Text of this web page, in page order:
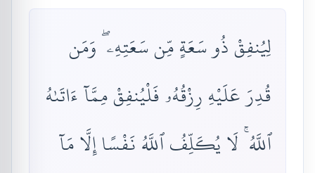
لِيُنفِقْ ذُو سَعَةٍ مِّن سَعَتِهِۦ ۖ وَمَن
قُدِرَ عَلَيْهِ رِزْقُهُۥ فَلْيُنفِقْ مِمَّآ ءَاتَىٰهُ
ٱللَّهُ ۚ لَا يُكَلِّفُ ٱللَّهُ نَفْسًا إِلَّا مَآ